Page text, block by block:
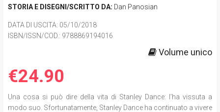
STORIA E DISEGNI/SCRITTO DA: Dan Panosian
DATA DI USCITA: 05/10/2018
ISBN/ISSN/COD.: 9788869194016
Volume unico
€24.90
Una cosa si può dire della vita di Stanley Dance: l’ha vissuta a
modo suo. Sfortunatamente, Stanley Dance ha continuato a vivere